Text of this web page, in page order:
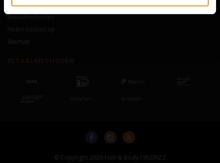
Over ons
Betaalmethoden
Neem contact op
Sitemap
BETAALMETHODEN
© Copyright 2026 Hair & Body / IN2BIZZ